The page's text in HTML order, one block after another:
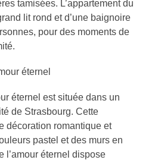
tamisées. L’appartement du
lit rond et d’une baignoire
pour des moments de
éternel
éternel est située dans un
de Strasbourg. Cette
décoration romantique et
pastel et des murs en
l’amour éternel dispose